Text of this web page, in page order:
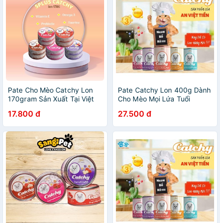
Pate Cho Mèo Catchy Lon
170gram Sản Xuất Tại Việt
17.800 đ
Pate Catchy Lon 400g Dành
Cho Mèo Mọi Lứa Tuổi
27.500 đ